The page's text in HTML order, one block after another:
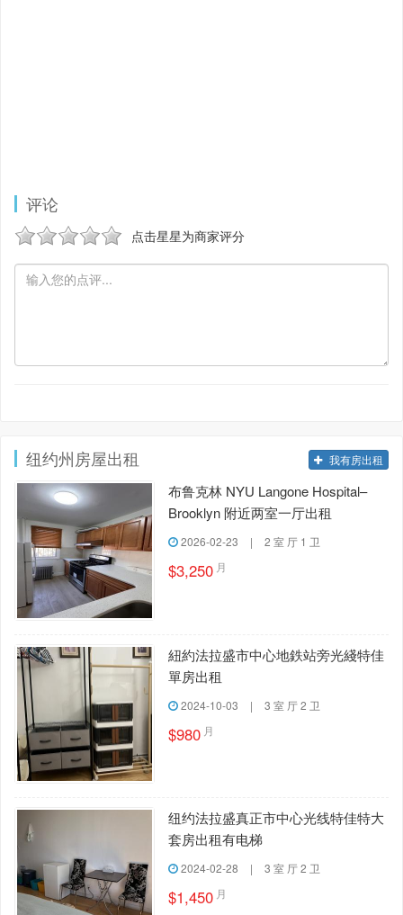
评论
点击星星为商家评分
纽约州房屋出租 我有房出租
布鲁克林 NYU Langone Hospital–
Brooklyn 附近两室一厅出租
2026-02-23 | 2 室 厅 1 卫
$3,250 月
紐約法拉盛市中心地鉄站旁光綫特佳
單房出租
2024-10-03 | 3 室 厅 2 卫
$980 月
纽约法拉盛真正市中心光线特佳特大
套房出租有电梯
2024-02-28 | 3 室 厅 2 卫
$1,450 月